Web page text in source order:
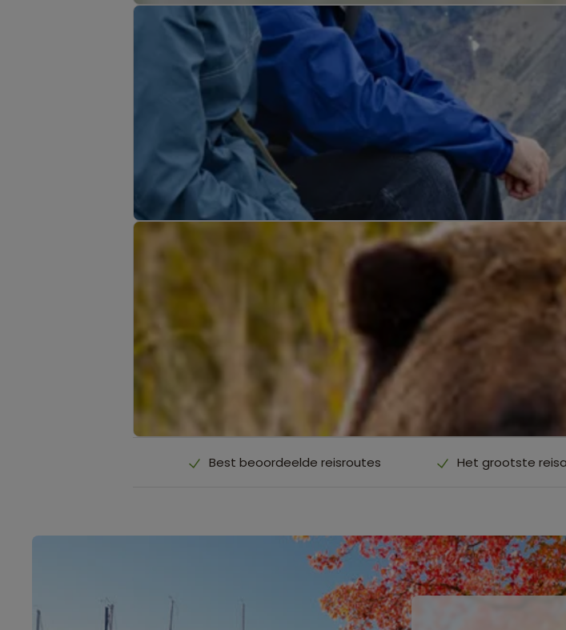
Best beoordeelde reisroutes Het grootste